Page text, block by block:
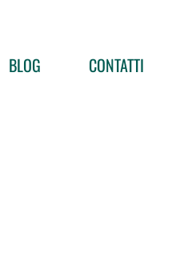
BLOG CONTATTI